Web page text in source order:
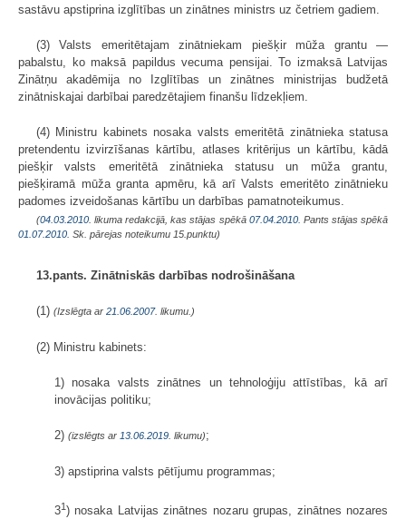
sastāvu apstiprina izglītības un zinātnes ministrs uz četriem gadiem.
(3) Valsts emeritētajam zinātniekam piešķir mūža grantu —
pabalstu, ko maksā papildus vecuma pensijai. To izmaksā Latvijas
Zinātņu akadēmija no Izglītības un zinātnes ministrijas budžetā
zinātniskajai darbībai paredzētajiem finanšu līdzekļiem.
(4) Ministru kabinets nosaka valsts emeritētā zinātnieka statusa
pretendentu izvirzīšanas kārtību, atlases kritērijus un kārtību, kādā
piešķir valsts emeritētā zinātnieka statusu un mūža grantu,
piešķiramā mūža granta apmēru, kā arī Valsts emeritēto zinātnieku
padomes izveidošanas kārtību un darbības pamatnoteikumus.
(04.03.2010 . likuma redakcijā, kas stājas spēkā 07.04.2010. Pants stājas spēkā
01.07.2010. Sk. pārejas noteikumu 15.punktu)
13.pants. Zinātniskās darbības nodrošināšana
(1) (Izslēgta ar 21.06.2007. likumu.)
(2) Ministru kabinets:
1) nosaka valsts zinātnes un tehnoloģiju attīstības, kā arī
inovācijas politiku;
2) (izslēgts ar 13.06.2019 . likumu);
3) apstiprina valsts pētījumu programmas;
31) nosaka Latvijas zinātnes nozaru grupas, zinātnes nozares